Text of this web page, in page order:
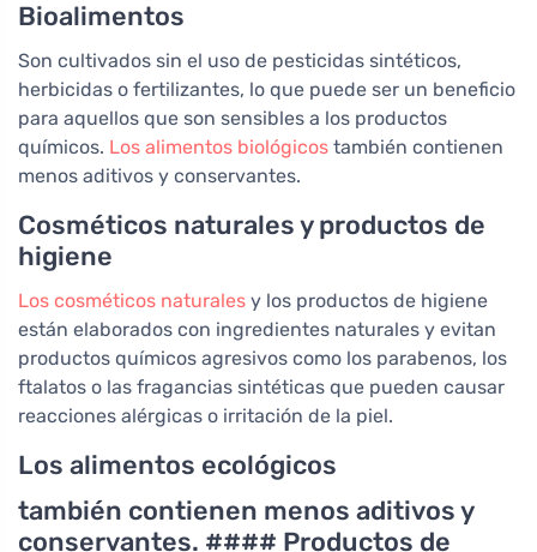
Bioalimentos
Son cultivados sin el uso de pesticidas sintéticos,
herbicidas o fertilizantes, lo que puede ser un beneficio
para aquellos que son sensibles a los productos
químicos. Los alimentos biológicos también contienen
menos aditivos y conservantes.
Cosméticos naturales y productos de
higiene
Los cosméticos naturales y los productos de higiene
están elaborados con ingredientes naturales y evitan
productos químicos agresivos como los parabenos, los
ftalatos o las fragancias sintéticas que pueden causar
reacciones alérgicas o irritación de la piel.
Los alimentos ecológicos
también contienen menos aditivos y
conservantes. #### Productos de